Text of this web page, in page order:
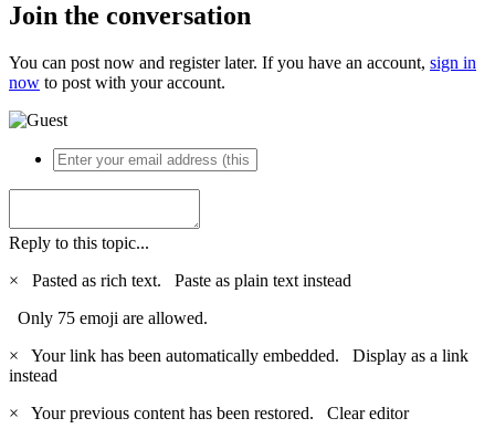
Join the conversation
You can post now and register later. If you have an account, sign in
now to post with your account.
Reply to this topic...
×
Pasted as rich text. Paste as plain text instead
Only 75 emoji are allowed.
×
Your link has been automatically embedded. Display as a link
instead
×
Your previous content has been restored. Clear editor